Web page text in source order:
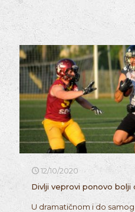
12/10/2020
Divlji veprovi ponovo bolji
U dramatičnom i do